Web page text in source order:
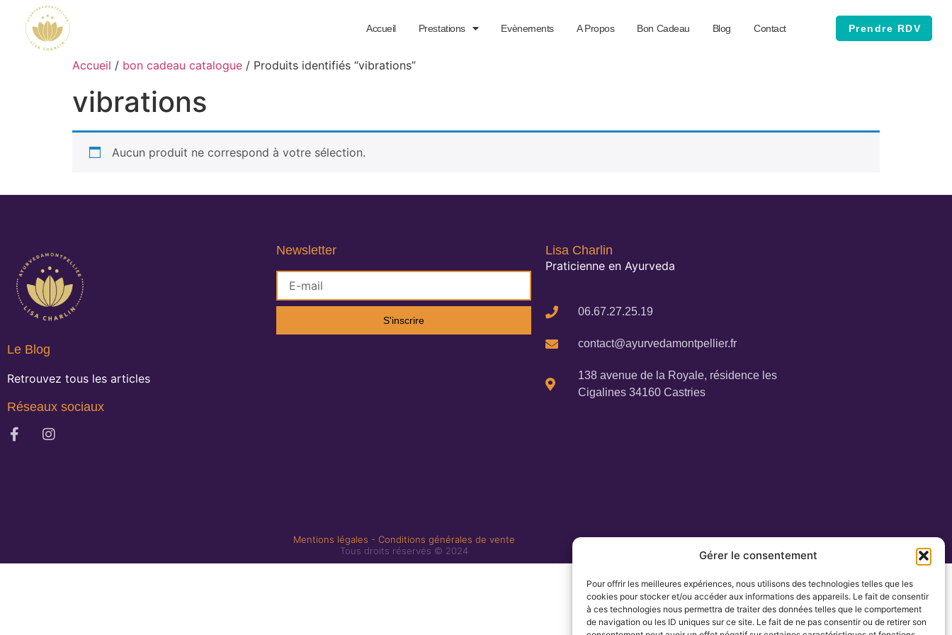
Gérer le consentement
Pour offrir les meilleures expériences, nous utilisons des technologies telles que les
cookies pour stocker et/ou accéder aux informations des appareils. Le fait de consentir
à ces technologies nous permettra de traiter des données telles que le comportement
de navigation ou les ID uniques sur ce site. Le fait de ne pas consentir ou de retirer son
Accueil Prestations Evènements A Propos Bon Cadeau Blog Contact Prendre RDV
Accueil / bon cadeau catalogue / Produits identifiés “vibrations”
vibrations
Aucun produit ne correspond à votre sélection.
Le Blog
Retrouvez tous les articles
Réseaux sociaux
Newsletter
S'inscrire
Lisa Charlin
Praticienne en Ayurveda
06.67.27.25.19
contact@ayurvedamontpellier.fr
138 avenue de la Royale, résidence les
Cigalines 34160 Castries
Mentions légales - Conditions générales de vente
Tous droits réservés © 2024